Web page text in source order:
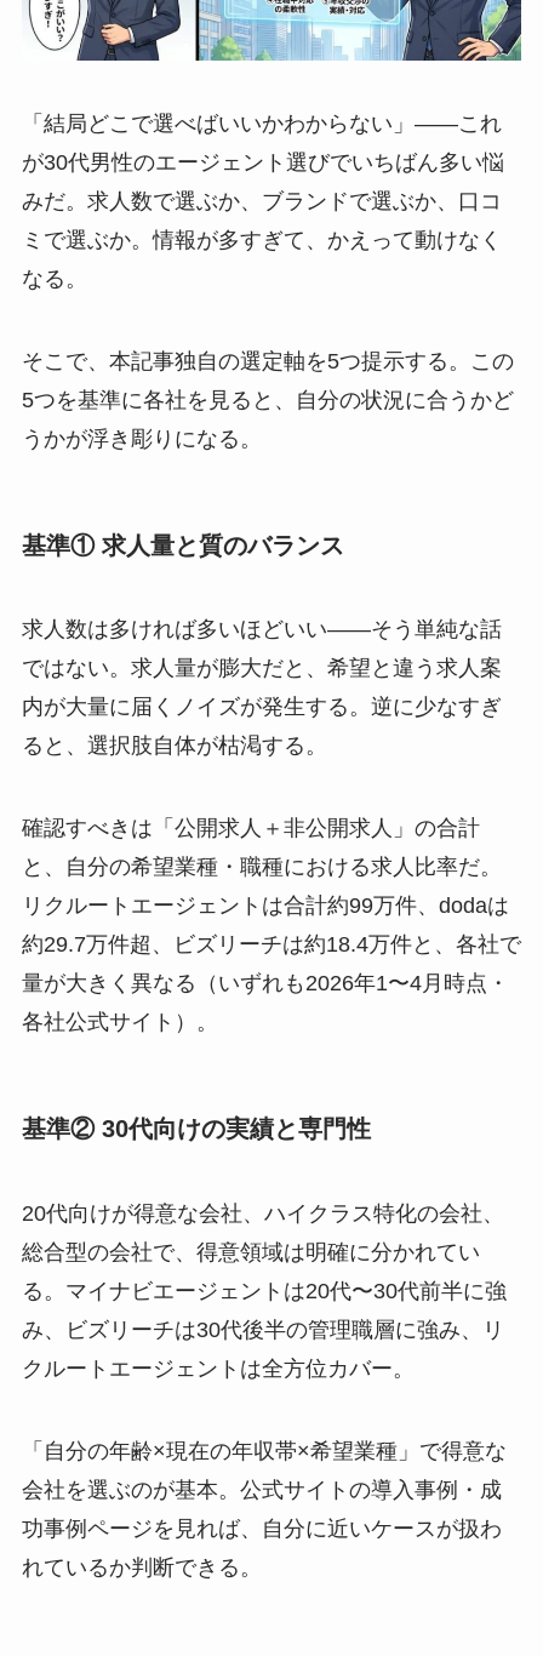
「結局どこで選べばいいかわからない」――これ
が30代男性のエージェント選びでいちばん多い悩
みだ。求人数で選ぶか、ブランドで選ぶか、口コ
ミで選ぶか。情報が多すぎて、かえって動けなく
なる。
そこで、本記事独自の選定軸を5つ提示する。この
5つを基準に各社を見ると、自分の状況に合うかど
うかが浮き彫りになる。
基準① 求人量と質のバランス
求人数は多ければ多いほどいい――そう単純な話
ではない。求人量が膨大だと、希望と違う求人案
内が大量に届くノイズが発生する。逆に少なすぎ
ると、選択肢自体が枯渇する。
確認すべきは「公開求人＋非公開求人」の合計
と、自分の希望業種・職種における求人比率だ。
リクルートエージェントは合計約99万件、dodaは
約29.7万件超、ビズリーチは約18.4万件と、各社で
量が大きく異なる（いずれも2026年1〜4月時点・
各社公式サイト）。
基準② 30代向けの実績と専門性
20代向けが得意な会社、ハイクラス特化の会社、
総合型の会社で、得意領域は明確に分かれてい
る。マイナビエージェントは20代〜30代前半に強
み、ビズリーチは30代後半の管理職層に強み、リ
クルートエージェントは全方位カバー。
「自分の年齢×現在の年収帯×希望業種」で得意な
会社を選ぶのが基本。公式サイトの導入事例・成
功事例ページを見れば、自分に近いケースが扱わ
れているか判断できる。